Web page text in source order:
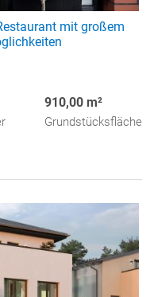
mit großem
910,00 m²
Grundstücksfläche